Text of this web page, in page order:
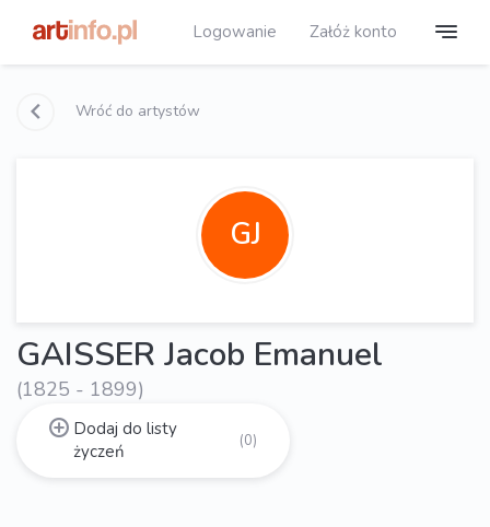
Logowanie Załóż konto
Wróć do artystów
GJ
GAISSER Jacob Emanuel
(1825 - 1899)
Dodaj do listy
życzeń
(0)